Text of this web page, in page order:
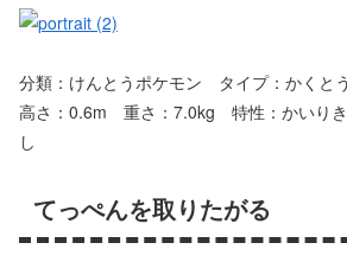
分類：けんとうポケモン タイプ：かくとう
高さ：0.6m 重さ：7.0kg 特性：かいりき
し
てっぺんを取りたがる